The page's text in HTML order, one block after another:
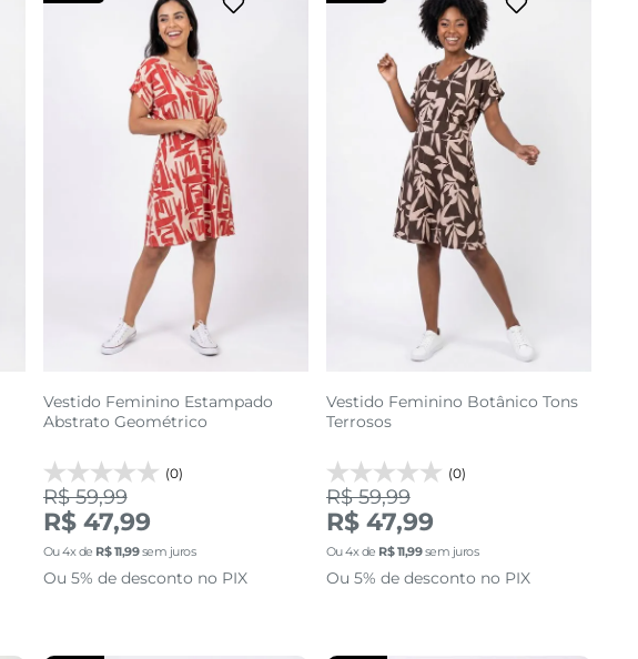
Vestido Feminino Estampado
Abstrato Geométrico
(0)
R$ 59,99
R$ 47,99
Ou4x de R$ 11,99sem juros
Ou 5% de desconto no PIX
Vestido Feminino Botânico Tons
Terrosos
(0)
R$ 59,99
R$ 47,99
Ou4x de R$11,99sem juros
Ou 5% de desconto no PIX
P
adicionar a sacola adicionar a sacola